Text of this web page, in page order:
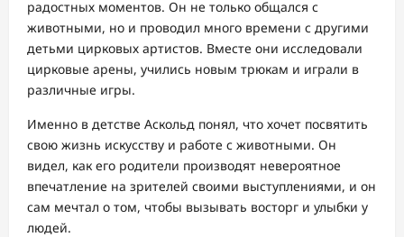
радостных моментов. Он не только общался с
животными, но и проводил много времени с другими
детьми цирковых артистов. Вместе они исследовали
цирковые арены, учились новым трюкам и играли в
различные игры.
Именно в детстве Аскольд понял, что хочет посвятить
свою жизнь искусству и работе с животными. Он
видел, как его родители производят невероятное
впечатление на зрителей своими выступлениями, и он
сам мечтал о том, чтобы вызывать восторг и улыбки у
людей.